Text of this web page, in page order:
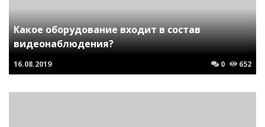
Какое оборудование входит в состав
видеонаблюдения?
16.08.2019 0 652